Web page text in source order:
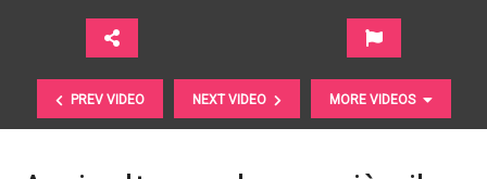
PREV VIDEO NEXT VIDEO MORE VIDEOS